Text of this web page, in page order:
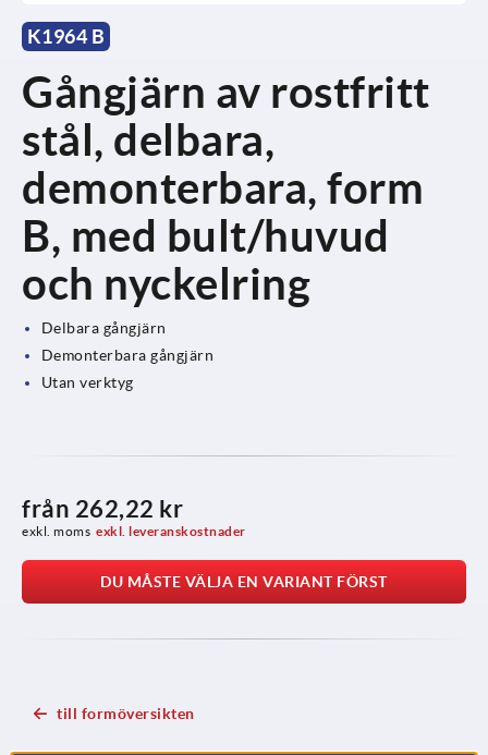
K1964 B
Gångjärn av rostfritt
stål, delbara,
demonterbara, form
B, med bult/huvud
och nyckelring
Delbara gångjärn
Demonterbara gångjärn
Utan verktyg
från 262,22 kr
exkl. moms exkl. leveranskostnader
DU MÅSTE VÄLJA EN VARIANT FÖRST
till formöversikten